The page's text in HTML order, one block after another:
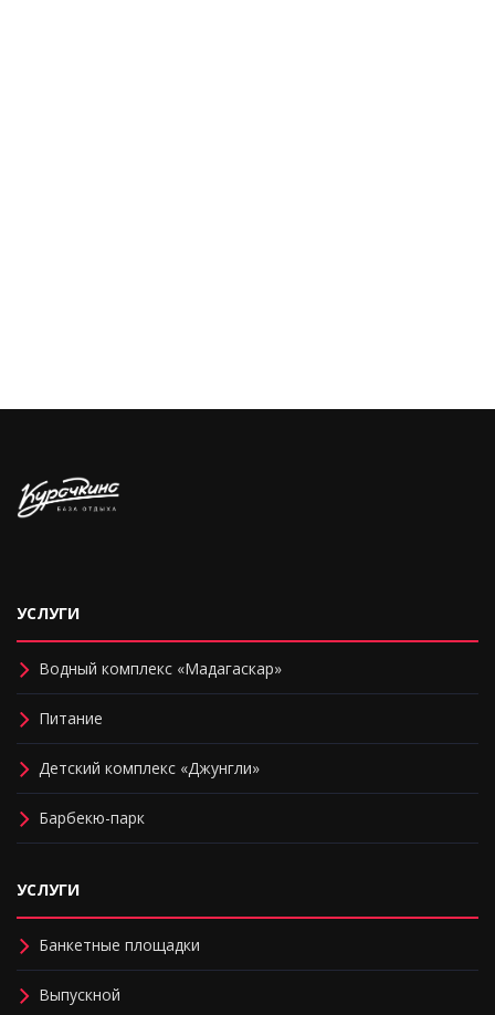
УСЛУГИ
Водный комплекс «Мадагаскар»
Питание
Детский комплекс «Джунгли»
Барбекю-парк
УСЛУГИ
Банкетные площадки
Выпускной